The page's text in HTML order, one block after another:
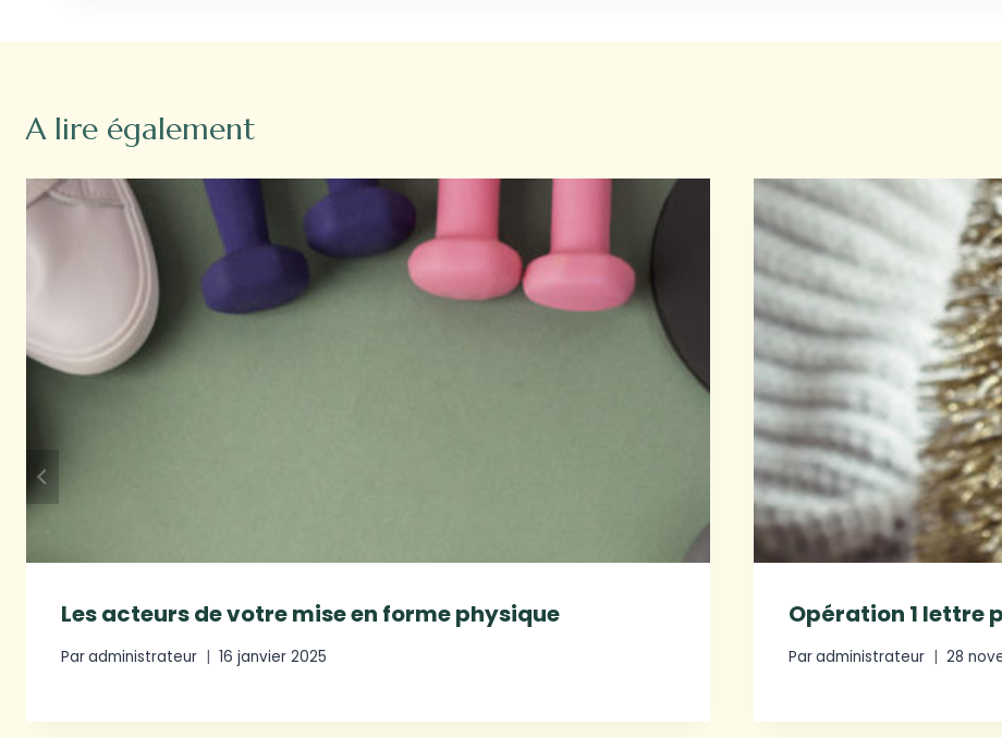
A lire également
Les acteurs de votre mise en forme physique
Paradministrateur 16 janvier 2025
Opération 1 lettre
Paradministrateur 28